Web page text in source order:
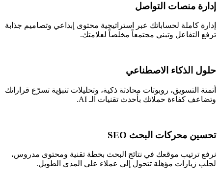
إدارة منصات التواصل
إدارة كاملة لحساباتك عبر استراتيجية محتوى إبداعي وتصاميم جذابة
ترفع التفاعل وتبني مجتمعاً مخلصاً لعلامتك.
حلول الذكاء الاصطناعي
أتمتة التسويق، روبوتات محادثة ذكية، وتحليلات تنبؤية تسرّع قراراتك
وتضاعف كفاءة حملاتك بأحدث تقنيات الـ AI.
تحسين محركات البحث SEO
نرفع ترتيب موقعك في نتائج البحث بخطة تقنية ومحتوى مدروس،
لجلب زيارات مؤهلة تتحول إلى عملاء على المدى الطويل.